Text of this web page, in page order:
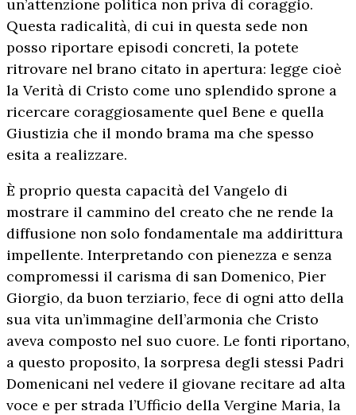
un’attenzione politica non priva di coraggio.
Questa radicalità, di cui in questa sede non
posso riportare episodi concreti, la potete
ritrovare nel brano citato in apertura: legge cioè
la Verità di Cristo come uno splendido sprone a
ricercare coraggiosamente quel Bene e quella
Giustizia che il mondo brama ma che spesso
esita a realizzare.
È proprio questa capacità del Vangelo di
mostrare il cammino del creato che ne rende la
diffusione non solo fondamentale ma addirittura
impellente. Interpretando con pienezza e senza
compromessi il carisma di san Domenico, Pier
Giorgio, da buon terziario, fece di ogni atto della
sua vita un’immagine dell’armonia che Cristo
aveva composto nel suo cuore. Le fonti riportano,
a questo proposito, la sorpresa degli stessi Padri
Domenicani nel vedere il giovane recitare ad alta
voce e per strada l’Ufficio della Vergine Maria, la